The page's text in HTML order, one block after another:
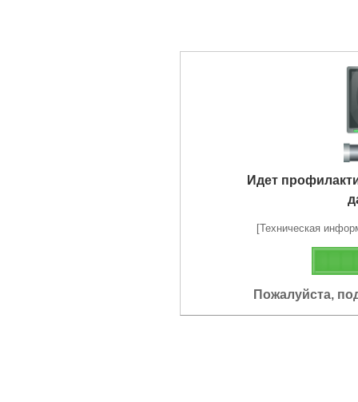
Идет
[Техническая
Пожалуйста,